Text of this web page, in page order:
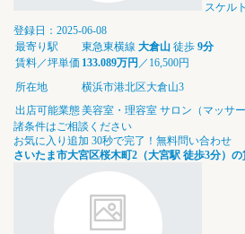
スケル
登録日：2025-06-08
最寄り駅
東急東横線 大倉山 徒歩 9分
賃料／坪単価 133.089万円 ／16,500円
所在地
横浜市港北区大倉山3
出店可能業態美容室・理容室 サロン（マッサ
諸条件はご相談ください
お気に入り追加 30秒で完了！無料問い合わせ
さいたま市大宮区桜木町2（大宮駅 徒歩3分）